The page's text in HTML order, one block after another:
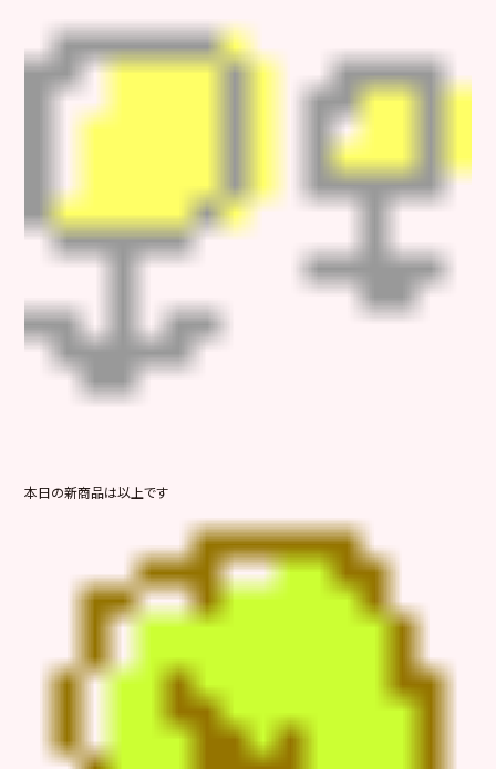
本日の新商品は以上です